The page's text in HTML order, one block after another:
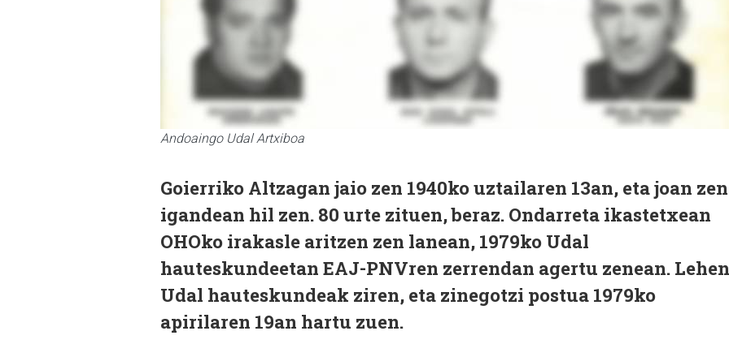
Andoaingo Udal Artxiboa
Goierriko Altzagan jaio zen 1940ko uztailaren 13an, eta joan zen
igandean hil zen. 80 urte zituen, beraz. Ondarreta ikastetxean
OHOko irakasle aritzen zen lanean, 1979ko Udal
hauteskundeetan EAJ-PNVren zerrendan agertu zenean. Lehen
Udal hauteskundeak ziren, eta zinegotzi postua 1979ko
apirilaren 19an hartu zuen.